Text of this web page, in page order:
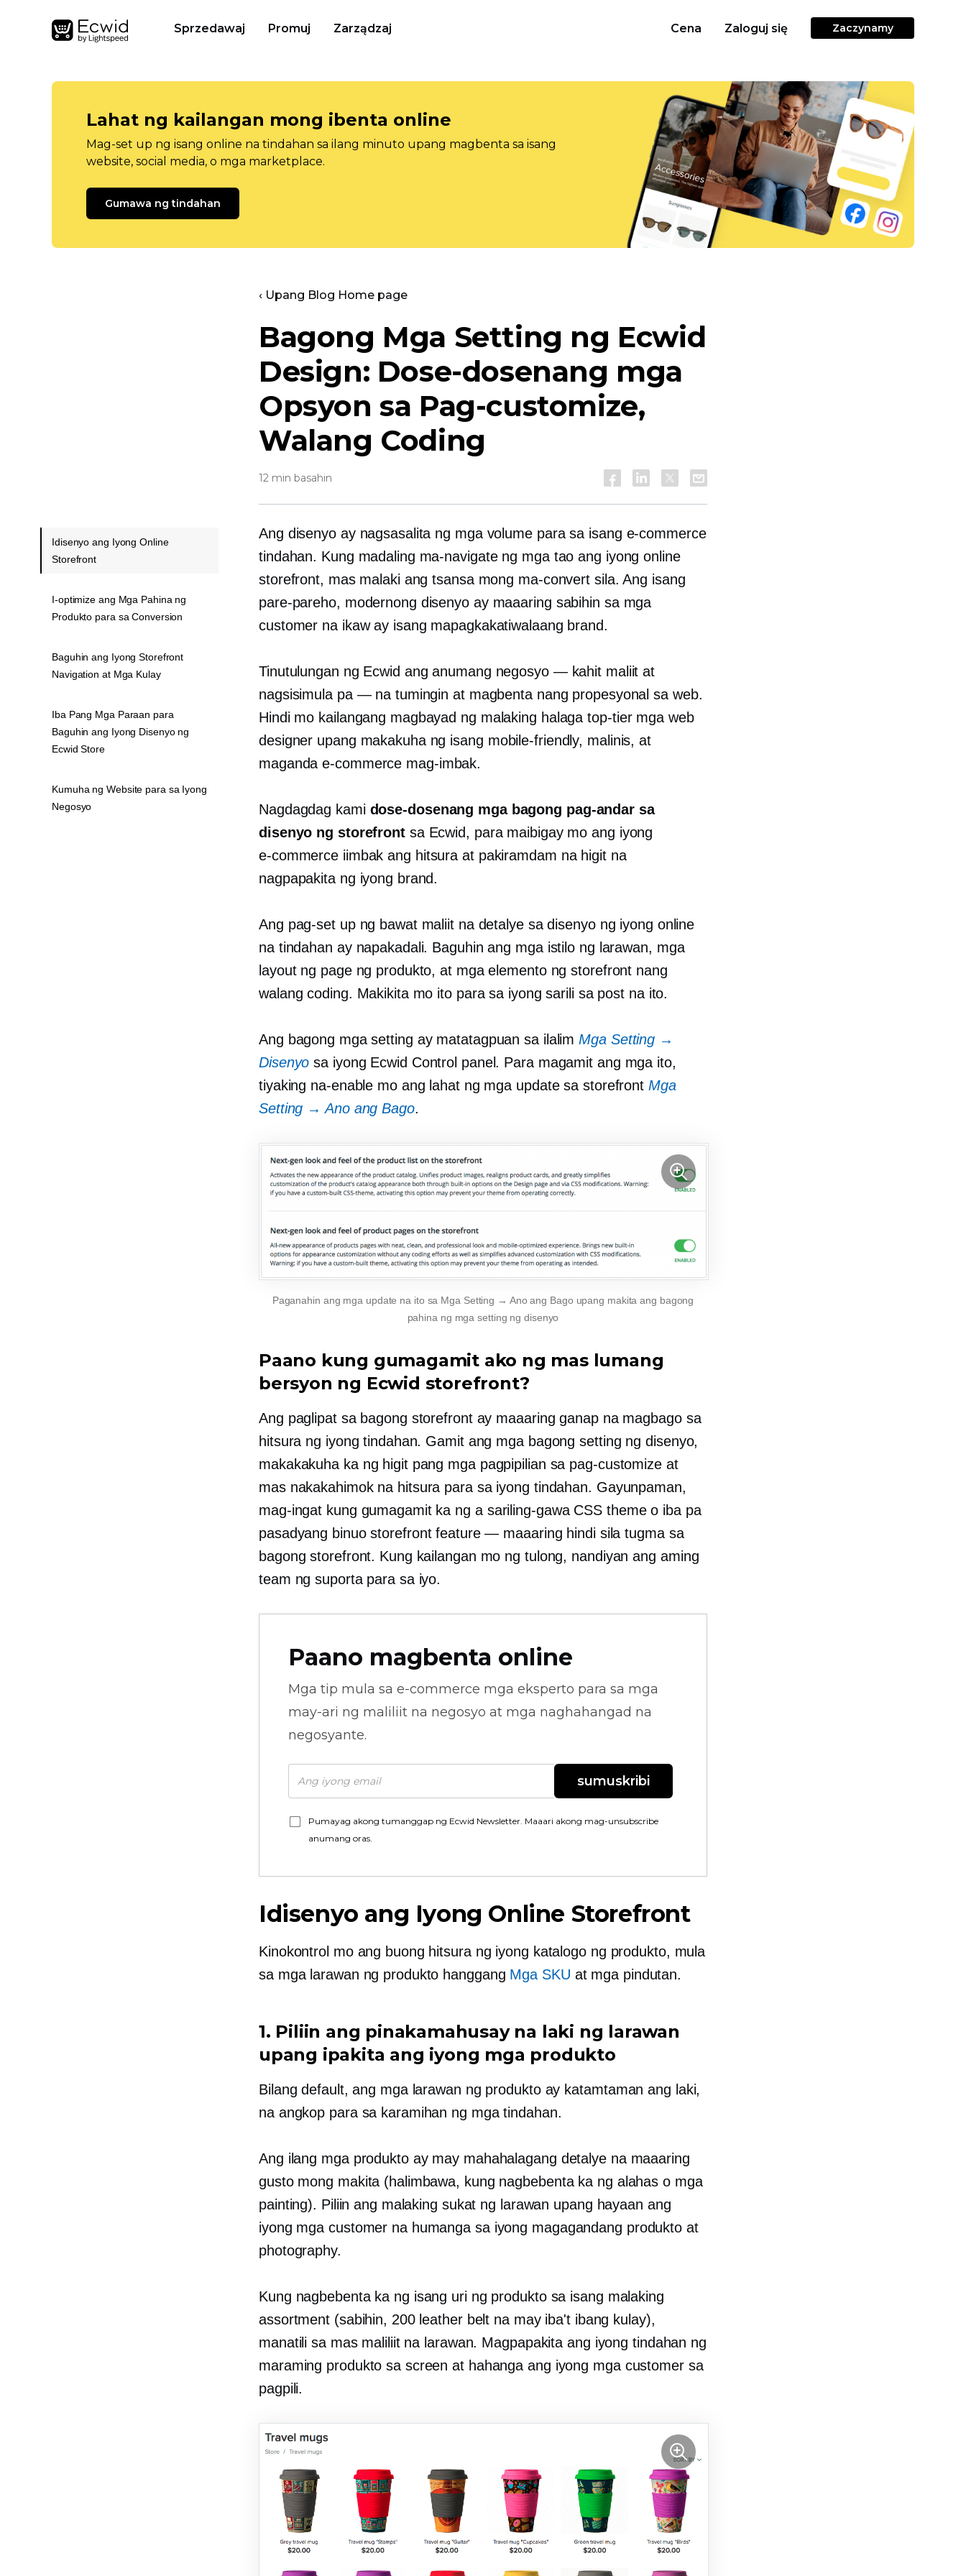
Sprzedawaj Promuj Zarządzaj Cena Zaloguj się Zaczynamy
Lahat ng kailangan mong ibenta online
Mag-set up ng isang online na tindahan sa ilang minuto upang magbenta sa isang
website, social media, o mga marketplace.
Gumawa ng tindahan
‹ Upang Blog Home page
Bagong Mga Setting ng Ecwid
Design: Dose-dosenang mga
Opsyon sa Pag-customize,
Walang Coding
12 min basahin
Ang disenyo ay nagsasalita ng mga volume para sa isang e-commerce
tindahan. Kung madaling ma-navigate ng mga tao ang iyong online
storefront, mas malaki ang tsansa mong ma-convert sila. Ang isang
pare-pareho, modernong disenyo ay maaaring sabihin sa mga
customer na ikaw ay isang mapagkakatiwalaang brand.
Tinutulungan ng Ecwid ang anumang negosyo — kahit maliit at
nagsisimula pa — na tumingin at magbenta nang propesyonal sa web.
Hindi mo kailangang magbayad ng malaking halagatop-tiermga web
designer upang makakuha ng isang mobile-friendly, malinis, at
magandae-commerce mag-imbak.
Nagdagdag kami dose-dosenang mga bagong pag-andar sa
disenyo ng storefrontsa Ecwid, para maibigay mo ang iyong
e-commerce iimbak ang hitsura at pakiramdam na higit na
nagpapakita ng iyong brand.
Ang pag-set up ng bawat maliit na detalye sa disenyo ng iyong online
na tindahan ay napakadali. Baguhin ang mga istilo ng larawan, mga
layout ng page ng produkto, at mga elemento ng storefront nang
walang coding. Makikita mo ito para sa iyong sarili sa post na ito.
Ang bagong mga setting ay matatagpuan sa ilalimMga Setting →
Disenyo sa iyong Ecwid Control panel. Para magamit ang mga ito,
tiyaking na-enable mo ang lahat ng mga update sa storefront Mga
Setting → Ano ang Bago.
Paganahin ang mga update na ito sa Mga Setting → Ano ang Bago upang makita ang bagong
pahina ng mga setting ng disenyo
Paano kung gumagamit ako ng mas lumang
bersyon ng Ecwid storefront?
Ang paglipat sa bagong storefront ay maaaring ganap na magbago sa
hitsura ng iyong tindahan. Gamit ang mga bagong setting ng disenyo,
makakakuha ka ng higit pang mga pagpipilian sa pag-customize at
mas nakakahimok na hitsura para sa iyong tindahan. Gayunpaman,
mag-ingat kung gumagamit ka ng a sariling-gawaCSS theme o iba pa
pasadyang binuostorefront feature — maaaring hindi sila tugma sa
bagong storefront. Kung kailangan mo ng tulong, nandiyan ang aming
team ng suporta para sa iyo.
Paano magbenta online
Mga tip mula sa e-commerce mga eksperto para sa mga
may-ari ng maliliit na negosyo at mga naghahangad na
negosyante.
sumuskribi
Pumayag akong tumanggap ng Ecwid Newsletter. Maaari akong mag-unsubscribe
anumang oras.
Idisenyo ang Iyong Online Storefront
Kinokontrol mo ang buong hitsura ng iyong katalogo ng produkto, mula
sa mga larawan ng produkto hanggang Mga SKU at mga pindutan.
1. Piliin ang pinakamahusay na laki ng larawan
upang ipakita ang iyong mga produkto
Bilang default, ang mga larawan ng produkto ay katamtaman ang laki,
na angkop para sa karamihan ng mga tindahan.
Ang ilang mga produkto ay may mahahalagang detalye na maaaring
gusto mong makita (halimbawa, kung nagbebenta ka ng alahas o mga
painting). Piliin ang malaking sukat ng larawan upang hayaan ang
iyong mga customer na humanga sa iyong magagandang produkto at
photography.
Kung nagbebenta ka ng isang uri ng produkto sa isang malaking
assortment (sabihin, 200 leather belt na may iba't ibang kulay),
manatili sa mas maliliit na larawan. Magpapakita ang iyong tindahan ng
maraming produkto sa screen at hahanga ang iyong mga customer sa
pagpili.
Idisenyo ang Iyong Online
Storefront
I-optimize ang Mga Pahina ng
Produkto para sa Conversion
Baguhin ang Iyong Storefront
Navigation at Mga Kulay
Iba Pang Mga Paraan para
Baguhin ang Iyong Disenyo ng
Ecwid Store
Kumuha ng Website para sa Iyong
Negosyo